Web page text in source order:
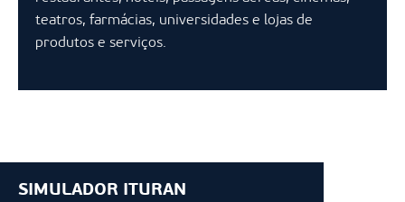
teatros, farmácias, universidades e lojas de
produtos e serviços.
SIMULADOR ITURAN